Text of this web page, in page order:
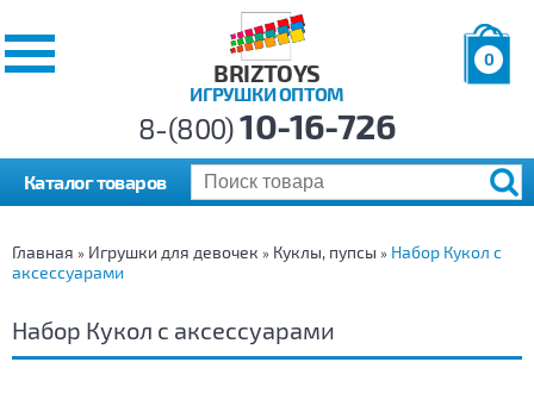
BRIZTOYS
ИГРУШКИ ОПТОМ
0
р.
8-(800)10-16-726
Каталог товаров
Главная » Игрушки для девочек » Куклы, пупсы » Набор Кукол с
аксессуарами
Набор Кукол с аксессуарами